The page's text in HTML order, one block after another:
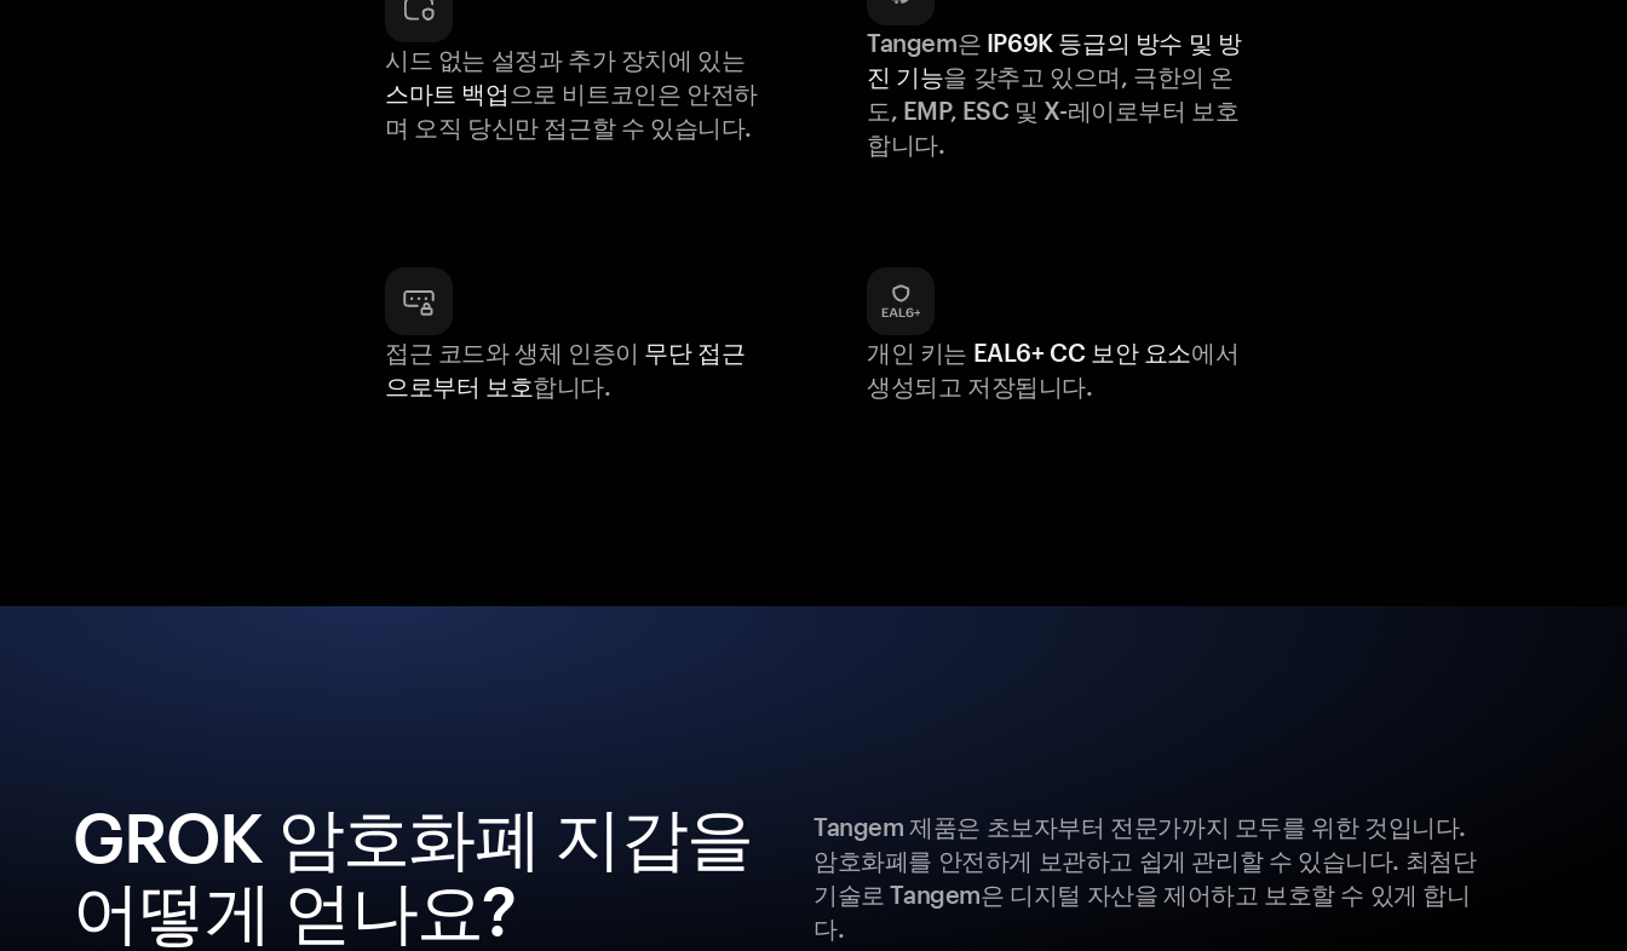
시드 없는 설정과 추가 장치에 있는
스마트 백업 으로 비트코인은 안전하
며 오직 당신만 접근할 수 있습니다.
Tangem은 IP69K 등급의 방수 및 방
진 기능을 갖추고 있으며, 극한의 온
도, EMP, ESC 및 X-레이로부터 보호
합니다.
접근 코드와 생체 인증이 무단 접근
으로부터 보호합니다.
개인 키는 EAL6+ CC 보안 요소에서
생성되고 저장됩니다.
GROK 암호화폐 지갑을
어떻게 얻나요?
Tangem 제품은 초보자부터 전문가까지 모두를 위한 것입니다.
암호화폐를 안전하게 보관하고 쉽게 관리할 수 있습니다. 최첨단
기술로 Tangem은 디지털 자산을 제어하고 보호할 수 있게 합니
다.